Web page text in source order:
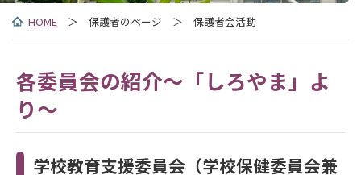
HOME ＞ 保護者のページ ＞ 保護者会活動
各委員会の紹介～「しろやま」よ
り～
学校教育支援委員会（学校保健委員会兼